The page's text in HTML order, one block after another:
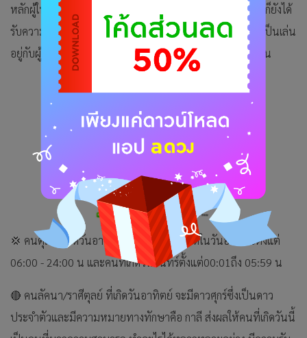
หลักผู้ใหญ่ใจดี เข้ากับผู้อื่นได้ง่าย อยู่กับผู้น้อยก็ไม่น่ากลัวและก็ยังได้
รับความเกรงใจ บางคนแสดงออกในลักษณะงานเป็นงานเล่นเป็นเล่น
อยู่กับผู้ใหญ่ก็มีความนอบน้อม เป็นที่รักใคร่ เป็นคนสนุกสนาน
💢 คนตุลย์ที่เกิดวันอาทิตย์ หมายถึงคนที่เกิดในวันอาทิตย์ตั้งแต่
06:00 - 24:00 น และคนที่เกิดวันจันทร์ตั้งแต่00:01ถึง 05:59 น
🔴 คนลัคนา/ราศีตุลย์ ที่เกิดวันอาทิตย์ จะมีดาวศุกร์ซึ่งเป็นดาว
ประจำตัวและมีความหมายทางทักษาคือ กาลี ส่งผลให้คนที่เกิดวันนี้